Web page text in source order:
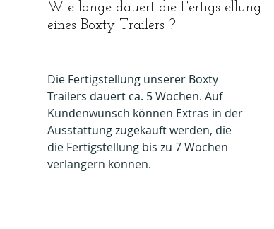
Wie lange dauert die Fertigstellung
eines Boxty Trailers ?
Die Fertigstellung unserer Boxty
Trailers dauert ca. 5 Wochen. Auf
Kundenwunsch können Extras in der
Ausstattung zugekauft werden, die
die Fertigstellung bis zu 7 Wochen
verlängern können.